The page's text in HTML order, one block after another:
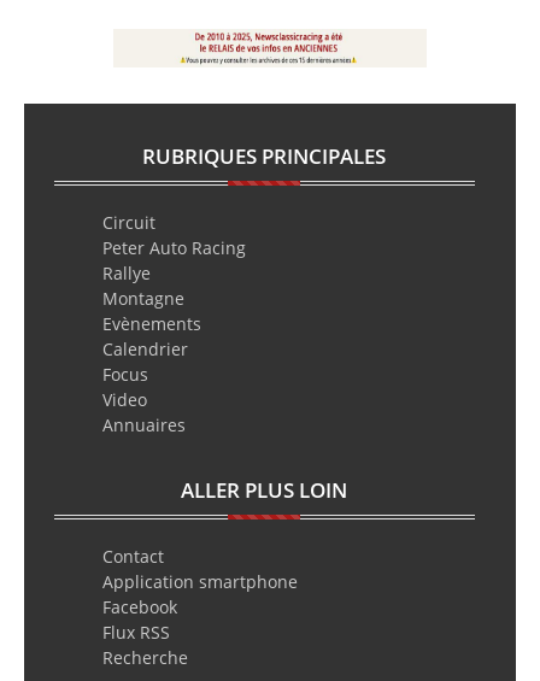
RUBRIQUES PRINCIPALES
Circuit
Peter Auto Racing
Rallye
Montagne
Evènements
Calendrier
Focus
Video
Annuaires
ALLER PLUS LOIN
Contact
Application smartphone
Facebook
Flux RSS
Recherche